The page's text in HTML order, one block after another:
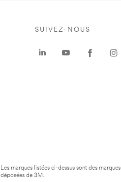
SUIVEZ-NOUS
Les marques listées ci-dessus sont des marques
déposées de 3M.